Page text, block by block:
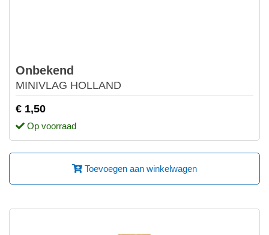
Onbekend
MINIVLAG HOLLAND
€ 1,50
Op voorraad
Toevoegen aan winkelwagen